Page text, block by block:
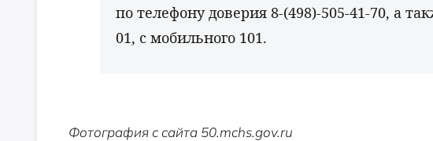
по телефону доверия 8-(498)-505-41-70, а
01, с мобильного 101.
Фотография с сайта 50.mchs.gov.ru